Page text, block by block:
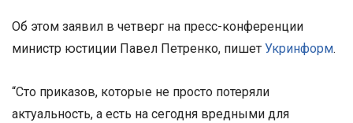
Об этом заявил в четверг на пресс-конференции
министр юстиции Павел Петренко, пишет Укринформ.
“Сто приказов, которые не просто потеряли
актуальность, а есть на сегодня вредными для